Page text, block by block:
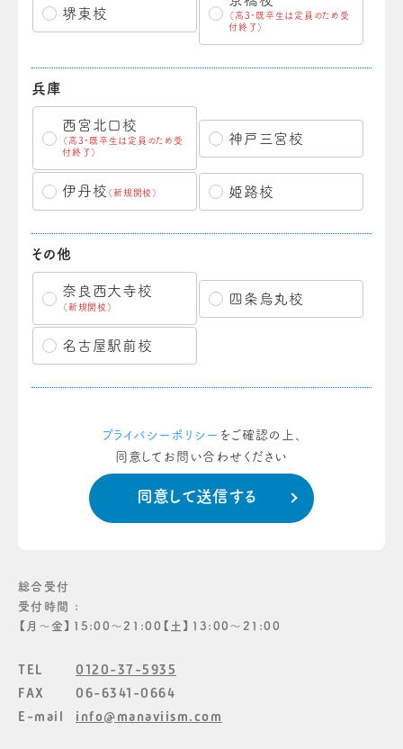
堺東校
（高3・既卒生は定員のため受
付終了）
兵庫
西宮北口校
（高3・既卒生は定員のため受
付終了）
神戸三宮校
伊丹校 （新規開校） 姫路校
その他
奈良西大寺校
（新規開校）
四条烏丸校
名古屋駅前校
プライバシーポリシー をご確認の上、
同意してお問い合わせください
総合受付
受付時間 :
【月〜金】15:00〜21:00【土】13:00〜21:00
TEL
0120-37-5935
FAX
06-6341-0664
E-mail
info@manaviism.com